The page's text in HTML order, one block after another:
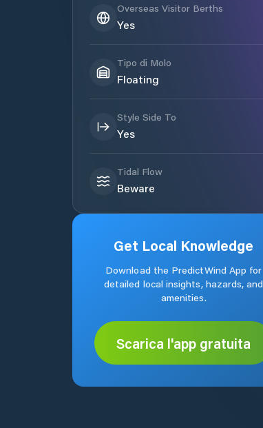
Overseas Visitor Berths
Yes
Tipo di Molo
Floating
Style Side To
Yes
Tidal Flow
Beware
Get Local Knowledge
Download the PredictWind App for
detailed local insights, hazards, and
amenities.
Scarica l'app gratuita